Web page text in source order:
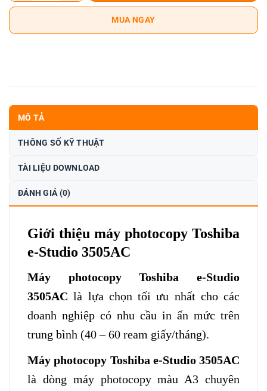
MUA NGAY
MÔ TẢ
THÔNG SỐ KỸ THUẬT
TÀI LIỆU DOWNLOAD
ĐÁNH GIÁ (0)
Giới thiệu máy photocopy Toshiba
e-Studio 3505AC
Máy photocopy Toshiba e-Studio
3505AC là lựa chọn tối ưu nhất cho các
doanh nghiệp có nhu cầu in ấn mức trên
trung bình (40 – 60 ream giấy/tháng).
Máy photocopy Toshiba e-Studio 3505AC
là dòng máy photocopy màu A3 chuyên